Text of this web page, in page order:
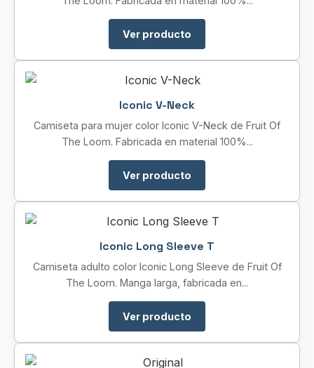
Ver producto
Iconic V-Neck
Camiseta para mujer color Iconic V-Neck de Fruit Of
The Loom. Fabricada en material 100%...
Ver producto
Iconic Long Sleeve T
Camiseta adulto color Iconic Long Sleeve de Fruit Of
The Loom. Manga larga, fabricada en...
Ver producto